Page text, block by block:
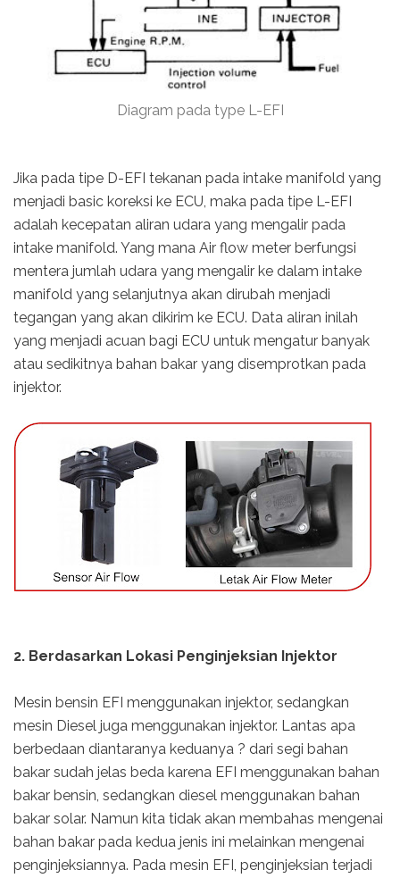
Diagram pada type L-EFI
Jika pada tipe D-EFI tekanan pada intake manifold yang
menjadi basic koreksi ke ECU, maka pada tipe L-EFI
adalah kecepatan aliran udara yang mengalir pada
intake manifold. Yang mana Air flow meter berfungsi
mentera jumlah udara yang mengalir ke dalam intake
manifold yang selanjutnya akan dirubah menjadi
tegangan yang akan dikirim ke ECU. Data aliran inilah
yang menjadi acuan bagi ECU untuk mengatur banyak
atau sedikitnya bahan bakar yang disemprotkan pada
injektor.
2. Berdasarkan Lokasi Penginjeksian Injektor
Mesin bensin EFI menggunakan injektor, sedangkan
mesin Diesel juga menggunakan injektor. Lantas apa
berbedaan diantaranya keduanya ? dari segi bahan
bakar sudah jelas beda karena EFI menggunakan bahan
bakar bensin, sedangkan diesel menggunakan bahan
bakar solar. Namun kita tidak akan membahas mengenai
bahan bakar pada kedua jenis ini melainkan mengenai
penginjeksiannya. Pada mesin EFI, penginjeksian terjadi